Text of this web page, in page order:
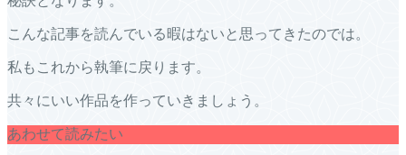
こんな記事を読んでいる暇はないと思ってきたのでは。
私もこれから執筆に戻ります。
共々にいい作品を作っていきましょう。
あわせて読みたい